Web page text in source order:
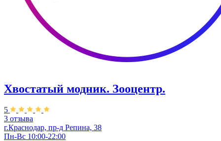
Хвостатый модник. Зооцентр.
5
3 отзыва
г.Краснодар, пр-д Репина, 38
Пн-Вс 10:00-22:00